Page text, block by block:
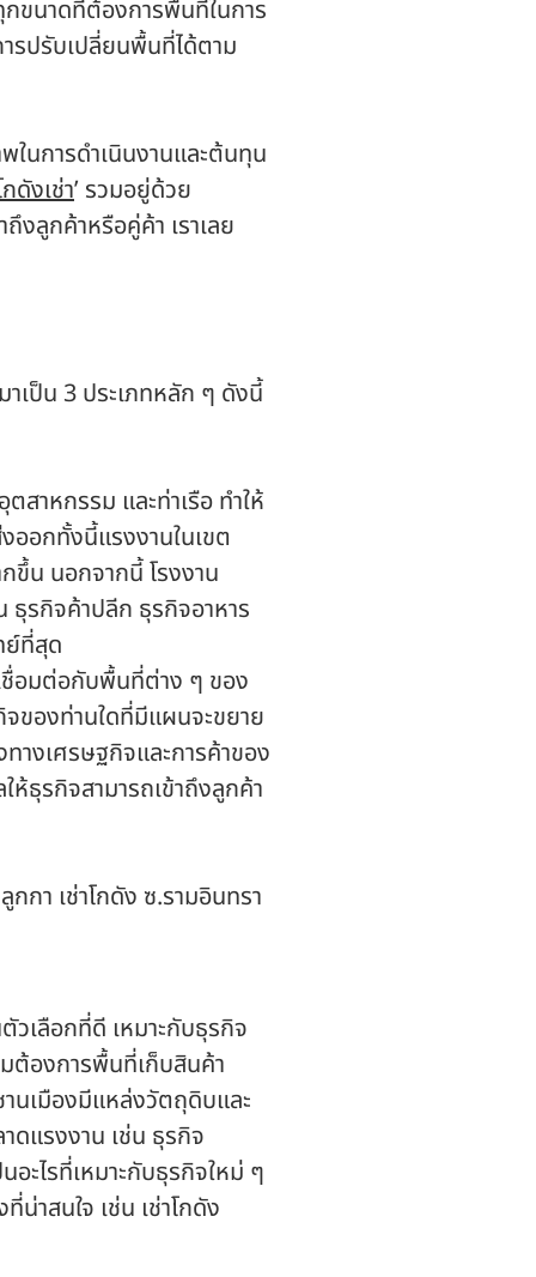
ขนาดที่ต้องการพื้นที่ในการ
ารปรับเปลี่ยนพื้นที่ได้ตาม
ในการดำเนินงานและต้นทุน
กดังเช่า’ รวมอยู่ด้วย
งลูกค้าหรือคู่ค้า เราเลย
าเป็น 3 ประเภทหลัก ๆ ดังนี้
สาหกรรม และท่าเรือ ทำให้
ออกทั้งนี้แรงงานในเขต
ขึ้น นอกจากนี้ โรงงาน
ธุรกิจค้าปลีก ธุรกิจอาหาร
ย์ที่สุด
ชื่อมต่อกับพื้นที่ต่าง ๆ ของ
จของท่านใดที่มีแผนจะขยาย
างเศรษฐกิจและการค้าของ
ธุรกิจสามารถเข้าถึงลูกค้า
กกา เช่าโกดัง ซ.รามอินทรา
วเลือกที่ดี เหมาะกับธุรกิจ
ต้องการพื้นที่เก็บสินค้า
นเมืองมีแหล่งวัตถุดิบและ
ดแรงงาน เช่น ธุรกิจ
อะไรที่เหมาะกับธุรกิจใหม่ ๆ
น่าสนใจ เช่น เช่าโกดัง